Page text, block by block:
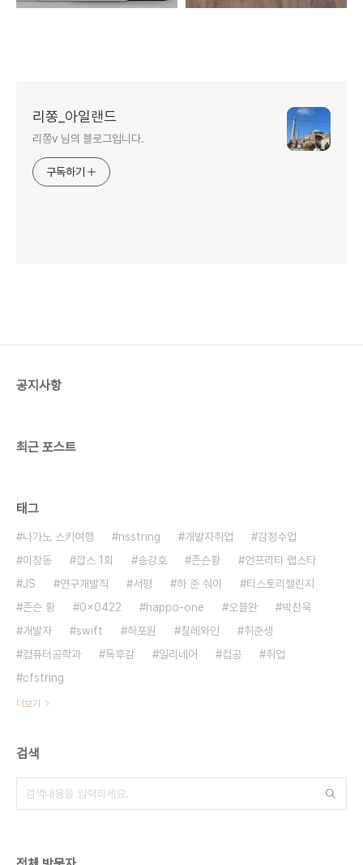
리쫑_아일랜드
리쫑v 님의 블로그입니다.
구독하기
공지사항
최근 포스트
태그
나가노 스키여행 nsstring 개발자취업
감정수업
이창동
깝스 1회 송강호 존슨황
언프리티 랩스타
JS
연구개발직 서평 하 준 숴이
티스토리챌린지
존슨 황
0x0422 happo-one 오블완
박찬욱
개발자
swift 하포원 칠레와인
취준생
컴퓨터공학과
독후감 일리네어 컴공
취업
cfstring
더보기
검색